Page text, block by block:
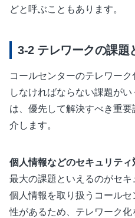
どと呼ぶこともあります。
テレワークの課題
コールセンターのテレワー
しなければならない課題が
は、優先して解決すべき重
介します。
個人情報などのセキュリティ
最大の課題といえるのがセキ
個人情報を取り扱うコール
性があるため、テレワーク